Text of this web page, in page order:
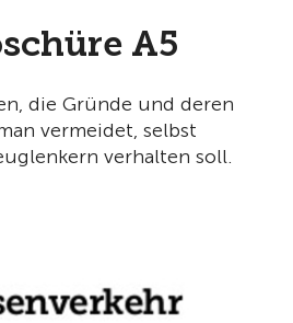
A5
die Gründe und deren
vermeidet, selbst
verhalten soll.